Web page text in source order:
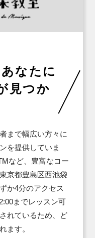
あなたに
見つか
まで幅広い方々に
を提供していま
など、豊富なコー
京都豊島区西池袋
か4分のアクセス
までレッスン可
れているため、ど
ます。